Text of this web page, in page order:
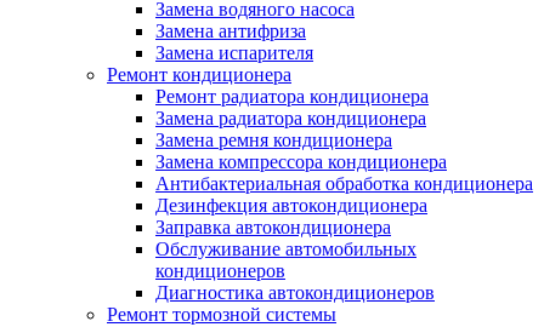
Замена водяного насоса
Замена антифриза
Замена испарителя
Ремонт кондиционера
Ремонт радиатора кондиционера
Замена радиатора кондиционера
Замена ремня кондиционера
Замена компрессора кондиционера
Антибактериальная обработка кондиционера
Дезинфекция автокондиционера
Заправка автокондиционера
Обслуживание автомобильных
кондиционеров
Диагностика автокондиционеров
Ремонт тормозной системы